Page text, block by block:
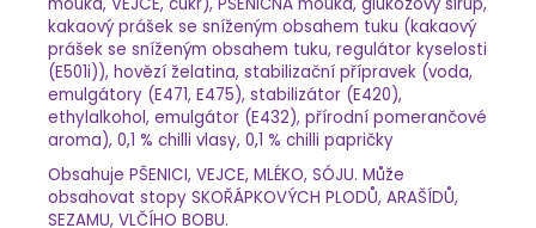
kakaový prášek se sníženým obsahem tuku (kakaový
prášek se sníženým obsahem tuku, regulátor kyselosti
(E501i)), hovězí želatina, stabilizační přípravek (voda,
emulgátory (E471, E475), stabilizátor (E420),
ethylalkohol, emulgátor (E432), přírodní pomerančové
aroma), 0,1 % chilli vlasy, 0,1 % chilli papričky
Obsahuje PŠENICI, VEJCE, MLÉKO, SÓJU. Může
obsahovat stopy SKOŘÁPKOVÝCH PLODŮ, ARAŠÍDŮ,
SEZAMU, VLČÍHO BOBU.